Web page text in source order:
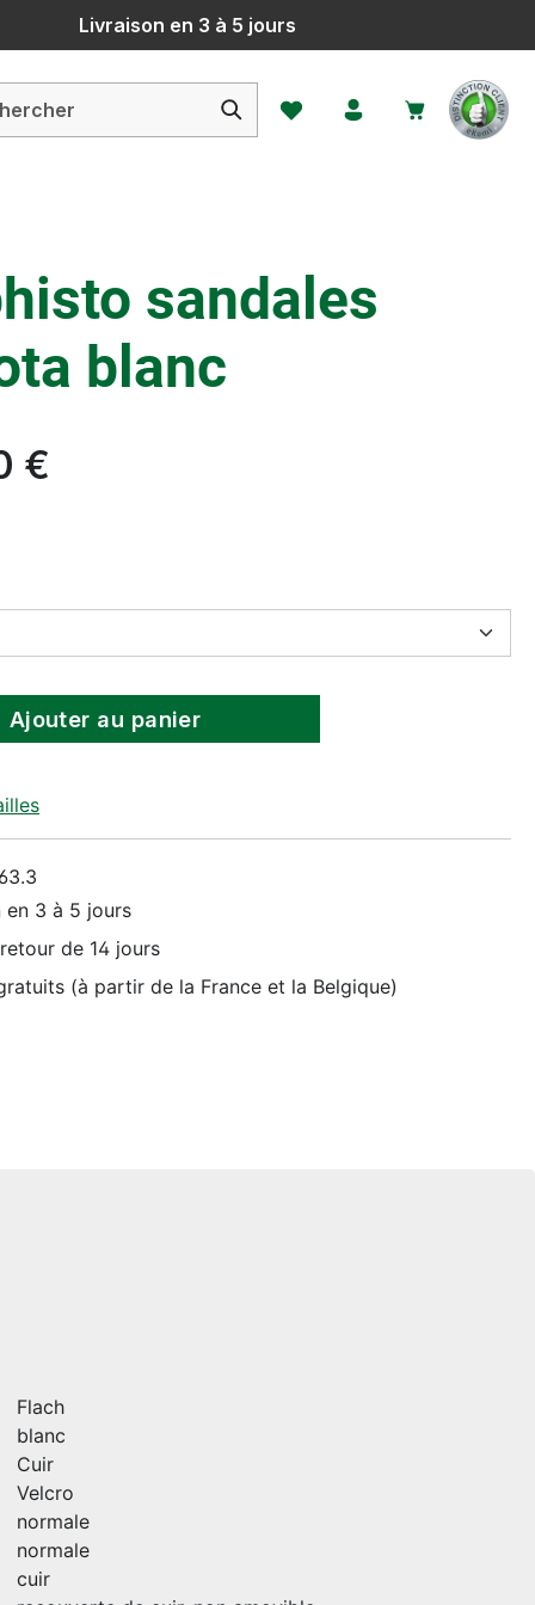
Livraison en 3 à 5 jours
Vous avez 0 articles dans
sandales
blanc
€
Ajouter au panier
en 3 à 5 jours
de 14 jours
(à partir de la France et la Belgique)
Flach
blanc
Cuir
Velcro
normale
normale
cuir